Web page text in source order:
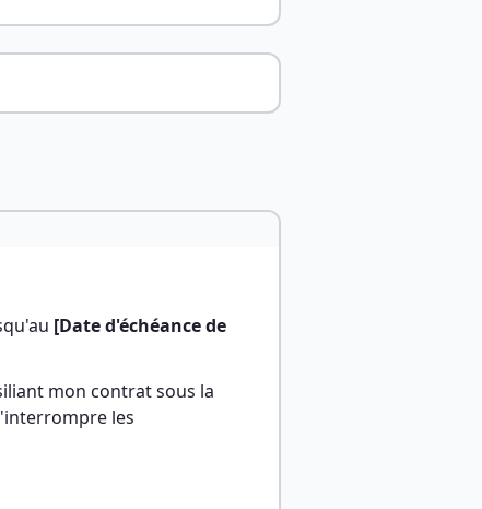
[Date d'échéance de
mon contrat sous la
les